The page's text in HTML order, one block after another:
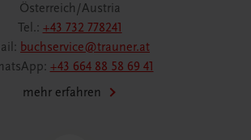
Österreich/Austria
Tel.: +43 732 778241
buchservice@trauner.at
+43 664 88 58 69 41
mehr erfahren